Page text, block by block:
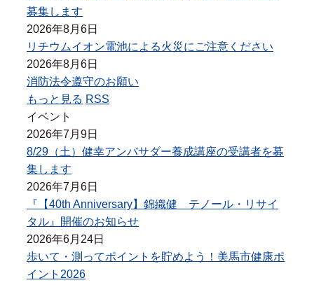
募集します
2026年8月6日
リチウムイオン電池による火災にご注意ください
2026年8月6日
消防法令遵守のお願い
もっと見る RSS
イベント
2026年7月9日
8/29（土）健幸アンバサダー養成講座の受講者を募
集します
2026年7月6日
『【40th Anniversary】錦織健 テノール・リサイ
タル』開催のお知らせ
2026年6月24日
歩いて・測ってポイントを貯めよう！美馬市健康ポ
イント2026